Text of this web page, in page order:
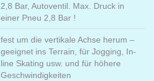
2,8 Bar, Autoventil. Max. Druck in
einer Pneu 2,8 Bar !
fest um die vertikale Achse herum –
geeignet ins Terrain, für Jogging, In-
line Skating usw. und für höhere
Geschwindigkeiten